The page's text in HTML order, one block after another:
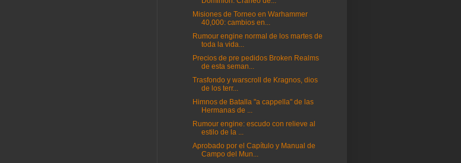
Misiones de Torneo en Warhammer
40,000: cambios en...
Rumour engine normal de los martes de
toda la vida...
Precios de pre pedidos Broken Realms
de esta seman...
Trasfondo y warscroll de Kragnos, dios
de los terr...
Himnos de Batalla "a cappella" de las
Hermanas de ...
Rumour engine: escudo con relieve al
estilo de la ...
Aprobado por el Capítulo y Manual de
Campo del Mun...